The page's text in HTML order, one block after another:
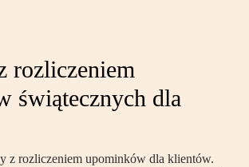
rozliczeniem
świątecznych dla
z rozliczeniem upominków dla klientów.